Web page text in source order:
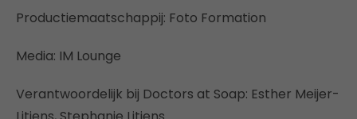
Productiemaatschappij: Foto Formation
Media: IM Lounge
Verantwoordelijk bij Doctors at Soap: Esther Meijer-